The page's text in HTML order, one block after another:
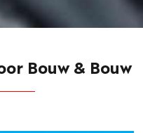
Bouw & Bouw